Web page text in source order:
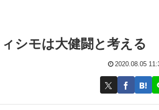
シモは大健闘と考える
2020.08.05